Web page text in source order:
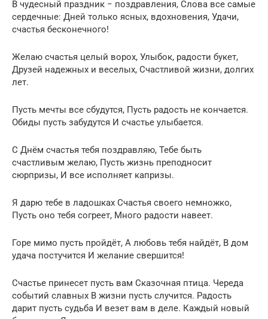
В чудесный праздник − поздравления, Слова все самые
сердечные: Дней только ясных, вдохновения, Удачи,
счастья бесконечного!
Желаю счастья целый ворох, Улыбок, радости букет,
Друзей надежных и веселых, Счастливой жизни, долгих
лет.
Пусть мечты все сбудутся, Пусть радость не кончается.
Обиды пусть забудутся И счастье улыбается.
С Днём счастья тебя поздравляю, Тебе быть
счастливым желаю, Пусть жизнь преподносит
сюрпризы, И все исполняет капризы.
Я дарю тебе в ладошках Счастья своего немножко,
Пусть оно тебя согреет, Много радости навеет.
Горе мимо пусть пройдёт, А любовь тебя найдёт, В дом
удача постучится И желание свершится!
Счастье принесет пусть вам Сказочная птица. Череда
событий славных В жизни пусть случится. Радость
дарит пусть судьба И везет вам в деле. Каждый новый